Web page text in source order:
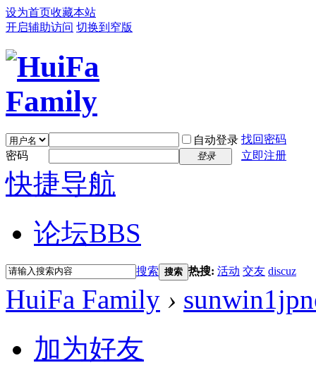
设为首页收藏本站
开启辅助访问 切换到窄版
自动登录 找回密码
密码
登录 立即注册
快捷导航
论坛BBS
搜索 搜索 热搜: 活动 交友 discuz
HuiFa Family ›
加为好友